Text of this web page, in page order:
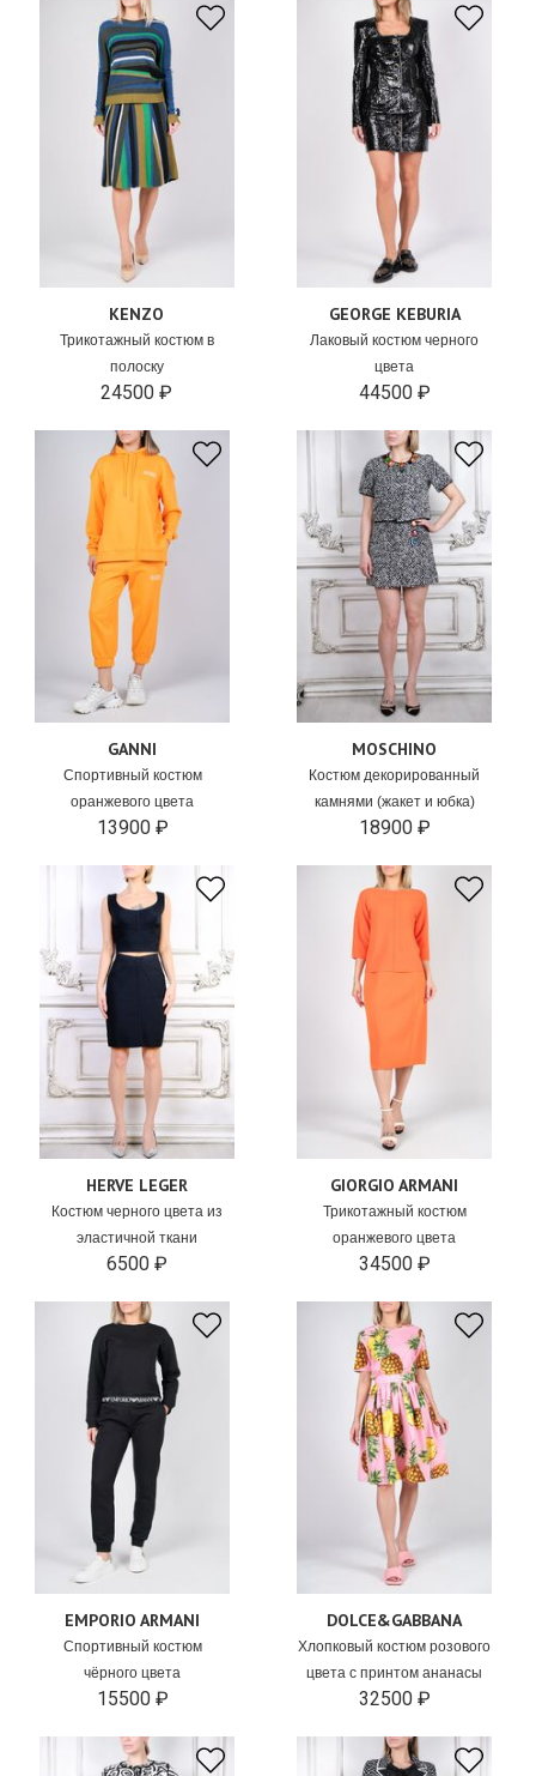
KENZO
Трикотажный костюм в
полоску
24500 ₽
GEORGE KEBURIA
Лаковый костюм черного
цвета
44500 ₽
GANNI
Спортивный костюм
оранжевого цвета
13900 ₽
MOSCHINO
Костюм декорированный
камнями (жакет и юбка)
18900 ₽
HERVE LEGER
Костюм черного цвета из
эластичной ткани
6500 ₽
GIORGIO ARMANI
Трикотажный костюм
оранжевого цвета
34500 ₽
EMPORIO ARMANI
Спортивный костюм
чёрного цвета
15500 ₽
DOLCE&GABBANA
Хлопковый костюм розового
цвета с принтом ананасы
32500 ₽